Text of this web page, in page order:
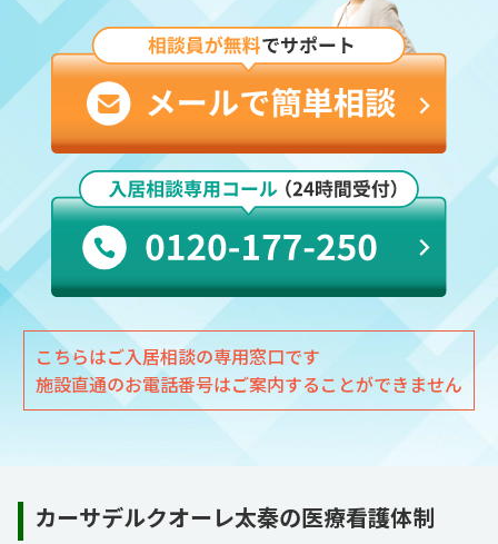
こちらはご入居相談の専用窓口です
施設直通のお電話番号はご案内することができません
カーサデルクオーレ太秦の医療看護体制